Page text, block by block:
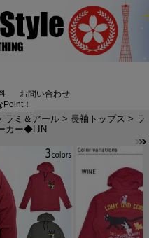
お問い合わせ
Point！
ラミ＆アール > 長袖トップス > ラ
カー◆LIN